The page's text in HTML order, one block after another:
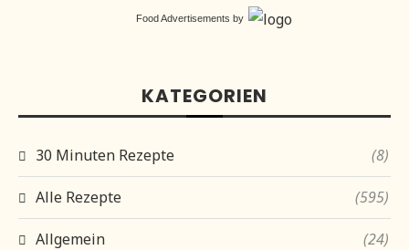
Food Advertisements by
KATEGORIEN
30 Minuten Rezepte (8)
Alle Rezepte (595)
Allgemein (24)